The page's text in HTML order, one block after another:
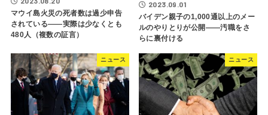
マウイ島火災の死者数は過少申告
されている――実際は少なくとも
480人（複数の証言）
2023.09.01
バイデン親子の1,000通以上のメー
ルのやりとりが公開――汚職をさ
らに裏付ける
ニュース ニュース